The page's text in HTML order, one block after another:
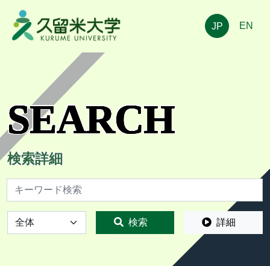
JP EN
SEARCH
検索詳細
検索
全体 検索 詳細